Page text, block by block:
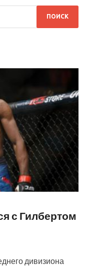
с Гилбертом
дивизиона